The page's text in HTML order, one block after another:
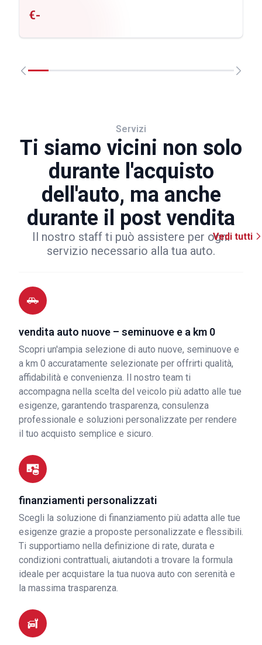
€-
Servizi
Ti siamo vicini non solo
durante l'acquisto
dell'auto, ma anche
durante il post vendita
Il nostro staff ti può assistere per ogni
servizio necessario alla tua auto.
Vedi tutti
vendita auto nuove – seminuove e a km 0
Scopri un'ampia selezione di auto nuove, seminuove e
a km 0 accuratamente selezionate per offrirti qualità,
affidabilità e convenienza. Il nostro team ti
accompagna nella scelta del veicolo più adatto alle tue
esigenze, garantendo trasparenza, consulenza
professionale e soluzioni personalizzate per rendere
il tuo acquisto semplice e sicuro.
finanziamenti personalizzati
Scegli la soluzione di finanziamento più adatta alle tue
esigenze grazie a proposte personalizzate e flessibili.
Ti supportiamo nella definizione di rate, durata e
condizioni contrattuali, aiutandoti a trovare la formula
ideale per acquistare la tua nuova auto con serenità e
la massima trasparenza.